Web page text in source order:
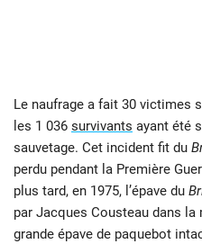
Le naufrage a fait 30 victimes
les 1 036 survivants ayant été
sauvetage. Cet incident fit du
perdu pendant la Première
plus tard, en 1975, l’épave du
par Jacques Cousteau dans
grande épave de paquebot